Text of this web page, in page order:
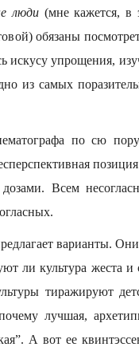
люди(мне кажется, в
обязаны
искусу упрощения,
из самых
по сю
Всем
варианты.
ли культура жеста
тиражируют
лучшая,
А вот ее